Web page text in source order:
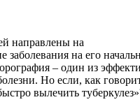
направлены на
заболевания на его
– один из
Но если, как
вылечить